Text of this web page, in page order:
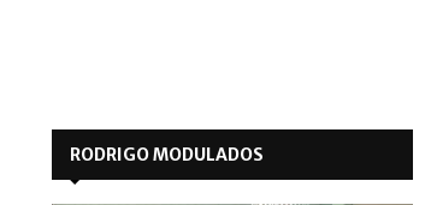
RODRIGO MODULADOS